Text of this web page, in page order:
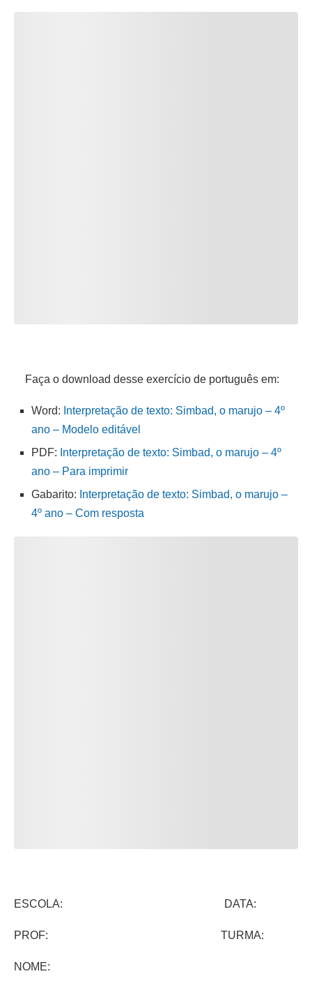
Faça o download desse exercício de português em:
Word: Interpretação de texto: Simbad, o marujo – 4º
ano – Modelo editável
PDF: Interpretação de texto: Simbad, o marujo – 4º
ano – Para imprimir
Gabarito: Interpretação de texto: Simbad, o marujo –
4º ano – Com resposta
ESCOLA: DATA:
PROF: TURMA:
NOME: